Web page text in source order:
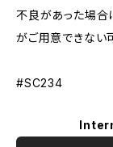
不良があった場合
がご用意できない
#SC234